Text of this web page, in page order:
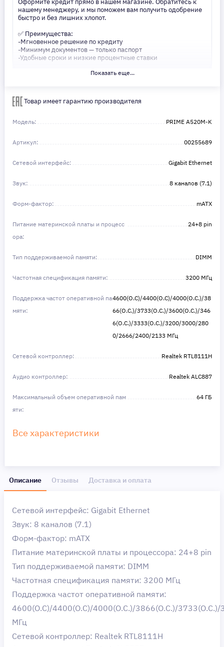
нашему менеджеру, и мы поможем вам получить одобрение
быстро и без лишних хлопот.
✅ Преимущества:
-Мгновенное решение по кредиту
-Минимум документов — только паспорт
-Удобные сроки и низкие процентные ставки
Не откладывайте свои желания на потом! Получите то, что
Показать еще...
Товар имеет гарантию производителя
Модель: PRIME A520M-K
Артикул: 00255689
Сетевой интерфейс: Gigabit Ethernet
Звук: 8 каналов (7.1)
Форм-фактор: mATX
Питание материнской платы и процесс
ора:
24+8 pin
Тип поддерживаемой памяти: DIMM
Частотная спецификация памяти: 3200 МГц
Поддержка частот оперативной па
мяти:
4600(O.C)/4400(O.C)/4000(O.C.)/38
66(O.C.)/3733(O.C.)/3600(O.C.)/346
6(O.C.)/3333(O.C.)/3200/3000/280
0/2666/2400/2133 МГц
Сетевой контроллер: Realtek RTL8111H
Аудио контроллер: Realtek ALC887
Максимальный объем оперативной пам
яти:
64 ГБ
Все характеристики
Описание Отзывы Доставка и оплата
Сетевой интерфейс: Gigabit Ethernet
Звук: 8 каналов (7.1)
Форм-фактор: mATX
Питание материнской платы и процессора: 24+8 pin
Тип поддерживаемой памяти: DIMM
Частотная спецификация памяти: 3200 МГц
Поддержка частот оперативной памяти:
4600(O.C)/4400(O.C)/4000(O.C.)/3866(O.C.)/
МГц
Сетевой контроллер: Realtek RTL8111H